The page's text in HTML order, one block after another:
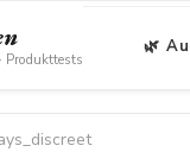
Produkttests
🌿